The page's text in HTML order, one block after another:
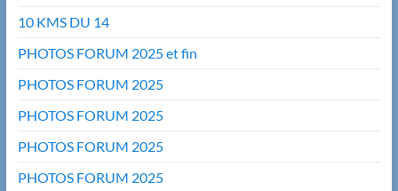
10 KMS DU 14
PHOTOS FORUM 2025 et fin
PHOTOS FORUM 2025
PHOTOS FORUM 2025
PHOTOS FORUM 2025
PHOTOS FORUM 2025